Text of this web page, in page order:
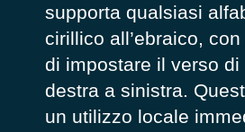
supporta qualsiasi
cirillico all’ebraico,
di impostare il verso di
destra a sinistra.
un utilizzo locale